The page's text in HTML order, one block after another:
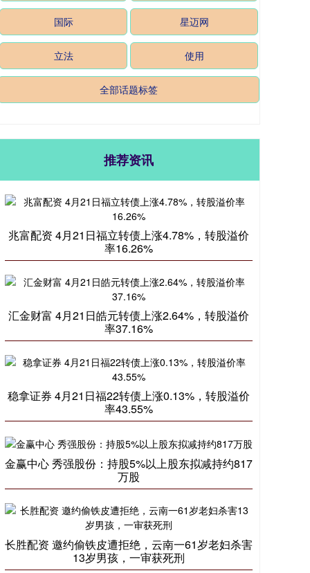
国际 星迈网
立法 使用
全部话题标签
推荐资讯
兆富配资 4月21日福立转债上涨4.78%，转股溢价
率16.26%
汇金财富 4月21日皓元转债上涨2.64%，转股溢价
率37.16%
稳拿证券 4月21日福22转债上涨0.13%，转股溢价
率43.55%
金赢中心 秀强股份：持股5%以上股东拟减持约817
万股
长胜配资 邀约偷铁皮遭拒绝，云南一61岁老妇杀害
13岁男孩，一审获死刑